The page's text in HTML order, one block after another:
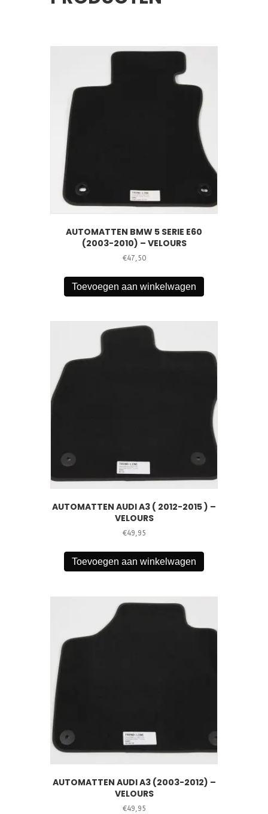
AUTOMATTEN BMW 5 SERIE E60
(2003-2010) – VELOURS
€47,50
Toevoegen aan winkelwagen
AUTOMATTEN AUDI A3 ( 2012-2015 ) –
VELOURS
€49,95
Toevoegen aan winkelwagen
AUTOMATTEN AUDI A3 (2003-2012) –
VELOURS
€49,95